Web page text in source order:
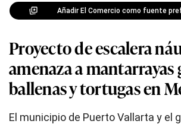
Añadir El Comercio como fuente
Proyecto de escalera
amenaza a mantarrayas
ballenas y tortugas en
El municipio de Puerto Vallarta y el